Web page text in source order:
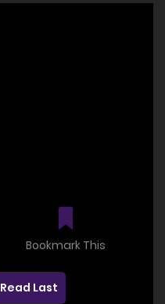
Bookmark This
Read Last